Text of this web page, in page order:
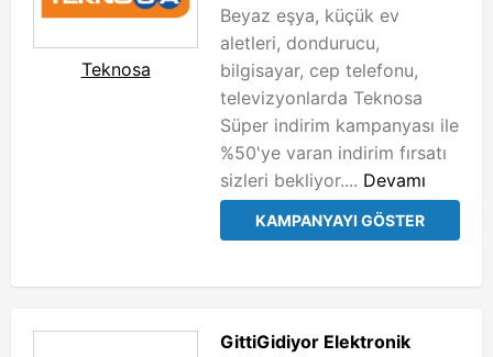
Teknosa
Beyaz eşya, küçük ev
aletleri, dondurucu,
bilgisayar, cep telefonu,
televizyonlarda Teknosa
Süper indirim kampanyası ile
%50'ye varan indirim fırsatı
sizleri bekliyor.... Devamı
KAMPANYAYI GÖSTER
GittiGidiyor Elektronik